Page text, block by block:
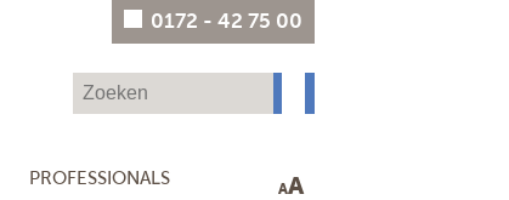
0172 - 42 75 00
PROFESSIONALS
AA